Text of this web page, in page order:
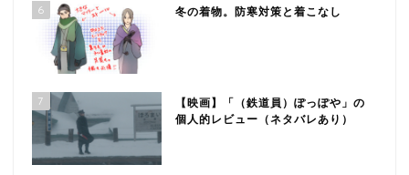
6 冬の着物。防寒対策と着こなし
7
【映画】「（鉄道員）ぽっぽや」の
個人的レビュー（ネタバレあり）